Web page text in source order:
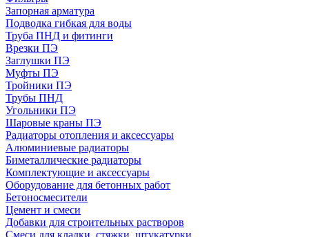
Запорная арматура
Подводка гибкая для воды
Труба ПНД и фитинги
Врезки ПЭ
Заглушки ПЭ
Муфты ПЭ
Тройники ПЭ
Трубы ПНД
Угольники ПЭ
Шаровые краны ПЭ
Радиаторы отопления и аксессуары
Алюминиевые радиаторы
Биметаллические радиаторы
Комплектующие и аксессуары
Оборудование для бетонных работ
Бетоносмесители
Цемент и смеси
Добавки для строительных растворов
Смеси для кладки, стяжки, штукатурки